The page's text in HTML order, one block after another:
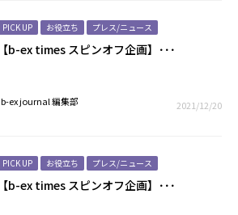
PICK UP お役立ち プレス/ニュース
【b-ex times スピンオフ企画】･･･
b-ex journal 編集部 2021/12/20
PICK UP お役立ち プレス/ニュース
【b-ex times スピンオフ企画】･･･